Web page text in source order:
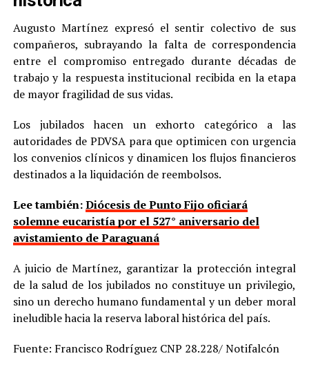
Augusto Martínez expresó el sentir colectivo de sus
compañeros, subrayando la falta de correspondencia
entre el compromiso entregado durante décadas de
trabajo y la respuesta institucional recibida en la etapa
de mayor fragilidad de sus vidas.
Los jubilados hacen un exhorto categórico a las
autoridades de PDVSA para que optimicen con urgencia
los convenios clínicos y dinamicen los flujos financieros
destinados a la liquidación de reembolsos.
Lee también:Diócesis de Punto Fijo oficiará
solemne eucaristía por el 527° aniversario del
avistamiento de Paraguaná
A juicio de Martínez, garantizar la protección integral
de la salud de los jubilados no constituye un privilegio,
sino un derecho humano fundamental y un deber moral
ineludible hacia la reserva laboral histórica del país.
Fuente: Francisco Rodríguez CNP 28.228/ Notifalcón